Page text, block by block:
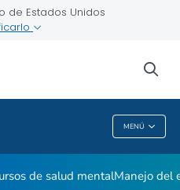
de Estados Unidos
MENÚ
de salud mentalManejo del